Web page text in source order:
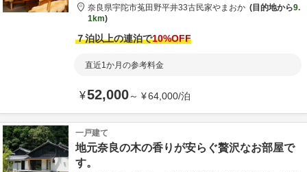
奈良県宇陀市菟田野平井33古民家やまおか 目的地から9.
1km
７泊以上の連泊で10%OFF
直近1か月の参考料金
¥52,000～ ¥64,000/泊
一戸建て
地元奈良の木の香りが安らぐ贅沢なお部屋で
す。